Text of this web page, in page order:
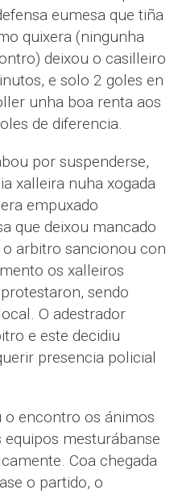
eumesa que tiña
quixera (ningunha
deixou o casilleiro
e solo 2 goles en
unha boa renta aos
de diferencia.
por suspenderse,
xalleira nuha xogada
empuxado
que deixou mancado
arbitro sancionou con
os xalleiros
sendo
O adestrador
e este decidiu
presencia policial
o encontro os ánimos
mesturábanse
Coa chegada
o partido, o